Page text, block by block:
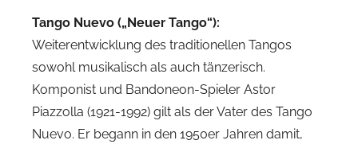
Tango Nuevo („Neuer Tango“):
Weiterentwicklung des traditionellen Tangos
sowohl musikalisch als auch tänzerisch.
Komponist und Bandoneon-Spieler Astor
Piazzolla (1921-1992) gilt als der Vater des Tango
Nuevo. Er begann in den 1950er Jahren damit,